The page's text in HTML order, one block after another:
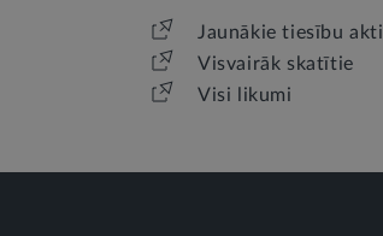
Jaunākie tiesību akti
Visvairāk skatītie
Visi likumi